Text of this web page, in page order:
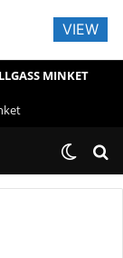
MINKET
VIEW